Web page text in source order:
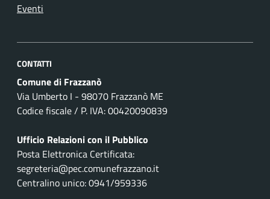
Eventi
CONTATTI
Comune di Frazzanò
Via Umberto I - 98070 Frazzanò ME
Codice fiscale / P. IVA: 00420090839
Ufficio Relazioni con il Pubblico
Posta Elettronica Certificata:
segreteria@pec.comunefrazzano.it
Centralino unico: 0941/959336